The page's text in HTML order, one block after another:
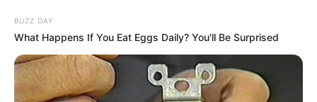
BUZZ DAY
What Happens If You Eat Eggs Daily? You'll Be Surprised